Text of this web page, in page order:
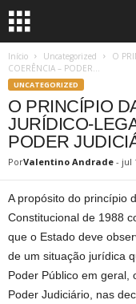
Início Uncategorized
O
COERÊNCIA – PODER...
UNCATEGORIZED
O PRINCÍPIO
JURÍDICO-
PODER
PorValentino Andrade - jul
A propósito do princípio
Constitucional de 1988
que o Estado deve
de um situação jurídica
Poder Público em geral,
Poder Judiciário, nas